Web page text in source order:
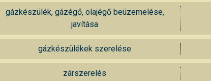
gázkészülék, gázégő, olajégő beüzemelése,
javítása
gázkészülékek szerelése
zárszerelés